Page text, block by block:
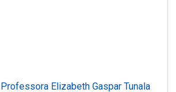
Elizabeth Gaspar Tunala